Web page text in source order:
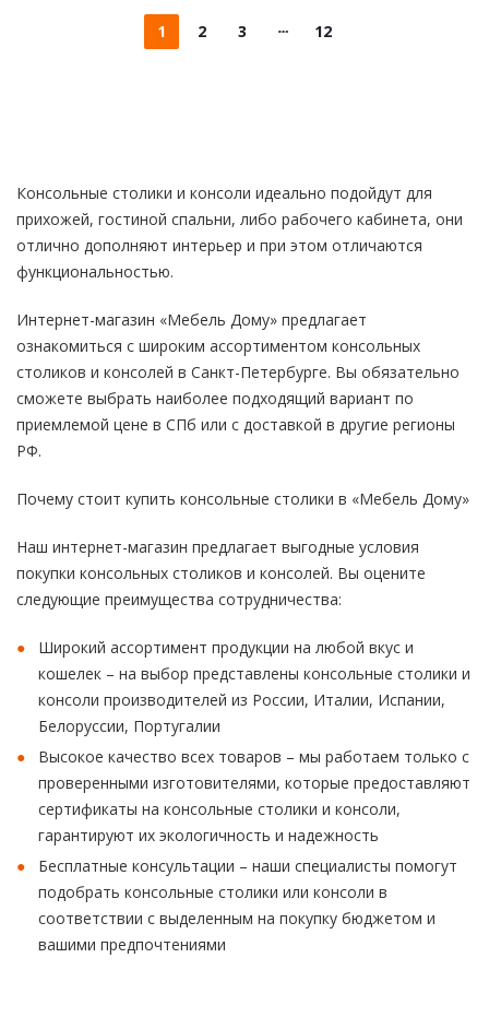
1 2 3 12
Консольные столики и консоли идеально подойдут для
прихожей, гостиной спальни, либо рабочего кабинета, они
отлично дополняют интерьер и при этом отличаются
функциональностью.
Интернет-магазин «Мебель Дому» предлагает
ознакомиться с широким ассортиментом консольных
столиков и консолей в Санкт-Петербурге. Вы обязательно
сможете выбрать наиболее подходящий вариант по
приемлемой цене в СПб или с доставкой в другие регионы
РФ.
Почему стоит купить консольные столики в «Мебель Дому»
Наш интернет-магазин предлагает выгодные условия
покупки консольных столиков и консолей. Вы оцените
следующие преимущества сотрудничества:
Широкий ассортимент продукции на любой вкус и
кошелек – на выбор представлены консольные столики и
консоли производителей из России, Италии, Испании,
Белоруссии, Португалии
Высокое качество всех товаров – мы работаем только с
проверенными изготовителями, которые предоставляют
сертификаты на консольные столики и консоли,
гарантируют их экологичность и надежность
Бесплатные консультации – наши специалисты помогут
подобрать консольные столики или консоли в
соответствии с выделенным на покупку бюджетом и
вашими предпочтениями